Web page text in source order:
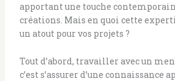
apportant une touche
créations. Mais en quoi cette
un atout pour vos projets ?
Tout d’abord, travailler avec un
c’est s’assurer d’une connaissance